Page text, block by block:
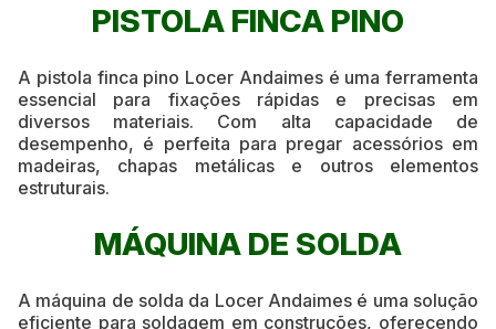
PISTOLA FINCA PINO
A pistola finca pino Locer Andaimes é uma ferramenta
essencial para fixações rápidas e precisas em
diversos materiais. Com alta capacidade de
desempenho, é perfeita para pregar acessórios em
madeiras, chapas metálicas e outros elementos
estruturais.
MÁQUINA DE SOLDA
A máquina de solda da Locer Andaimes é uma solução
eficiente para soldagem em construções, oferecendo